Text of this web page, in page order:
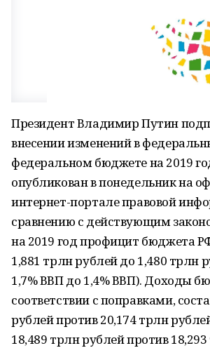
Президент Владимир Путин
внесении изменений в
федеральном бюджете на 2019
опубликован в понедельник на
интернет-портале правовой
сравнению с действующим
на 2019 год профицит бюджета
1,881 трлн рублей до 1,480 трлн
1,7% ВВП до 1,4% ВВП). Доходы
соответствии с поправками,
рублей против 20,174 трлн
18,489 трлн рублей против